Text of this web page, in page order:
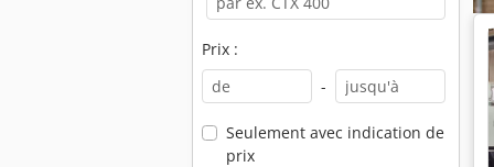
Prix :
-
Seulement avec indication de
prix